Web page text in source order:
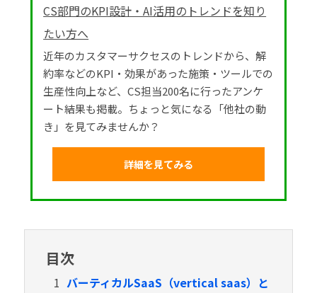
CS部門のKPI設計・AI活用のトレンドを知り
たい方へ
近年のカスタマーサクセスのトレンドから、解
約率などのKPI・効果があった施策・ツールでの
生産性向上など、CS担当200名に行ったアンケ
ート結果も掲載。ちょっと気になる「他社の動
き」を見てみませんか？
詳細を見てみる
目次
1 バーティカルSaaS（vertical saas）と